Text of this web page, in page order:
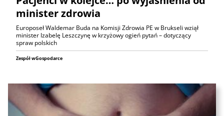
minister zdrowia
Europoseł Waldemar Buda na Komisji Zdrowia PE w Brukseli wziął
minister Izabelę Leszczynę w krzyżowy ogień pytań – dotyczący
spraw polskich
Zespół wGospodarce